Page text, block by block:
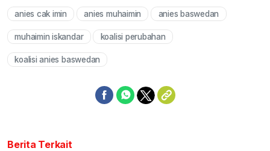
Mute
anies cak imin anies muhaimin anies baswedan
muhaimin iskandar koalisi perubahan
koalisi anies baswedan
Berita Terkait